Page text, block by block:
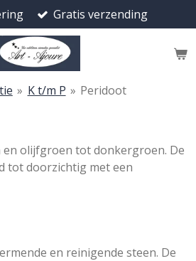
Gratis verzending
» K t/m P » Peridoot
en olijfgroen tot donkergroen. De
tot doorzichtig met een
en reinigende steen. De